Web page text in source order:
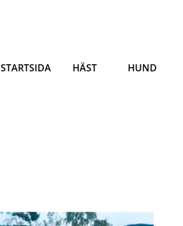
STARTSIDA HÄST HUND